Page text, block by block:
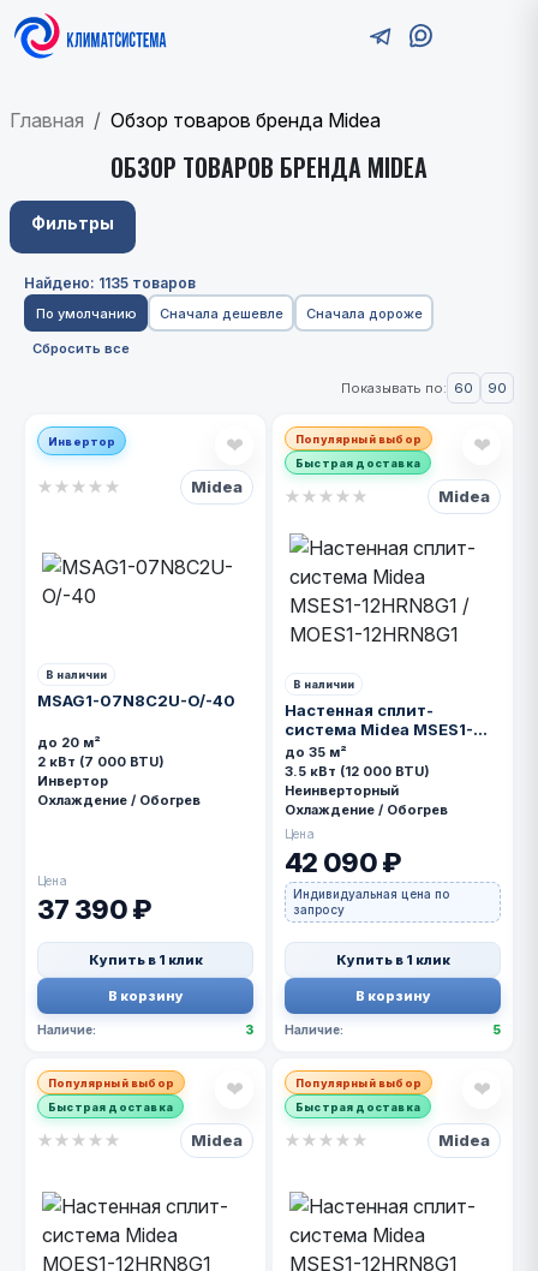
Главная Обзор товаров бренда Midea
ОБЗОР ТОВАРОВ БРЕНДА MIDEA
Фильтры
Найдено: 1135 товаров
По умолчанию Сначала дешевле Сначала дороже
Сбросить все
Показывать по: 60 90
Инвертор ❤
★ ★ ★ ★ ★ Midea
В наличии
MSAG1-07N8C2U-O/-40
до 20 м²
2 кВт (7 000 BTU)
Инвертор
Охлаждение / Обогрев
Цена
37 390 ₽
Купить в 1 клик
В корзину
Наличие: 3
Популярный выбор
Быстрая доставка
❤
★ ★ ★ ★ ★ Midea
В наличии
Настенная сплит-
система Midea MSES1-
12HRN8G1 / MOES1-
12HRN8G1
до 35 м²
3.5 кВт (12 000 BTU)
Неинверторный
Охлаждение / Обогрев
Цена
42 090 ₽
Индивидуальная цена по
запросу
Купить в 1 клик
В корзину
Наличие: 5
Популярный выбор
Быстрая доставка
❤
★ ★ ★ ★ ★ Midea
Популярный выбор
Быстрая доставка
❤
★ ★ ★ ★ ★ Midea